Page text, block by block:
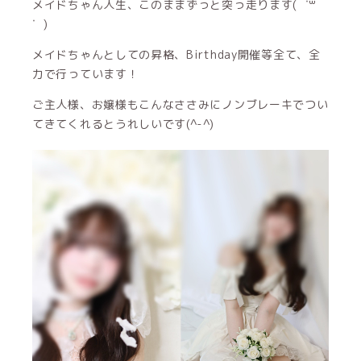
メイドちゃん人生、このままずっと突っ走ります( ˙꒳​
˙ )
メイドちゃんとしての昇格、Birthday開催等全て、全
力で行っています！
ご主人様、お嬢様もこんなささみにノンブレーキでつい
てきてくれるとうれしいです(^-^)